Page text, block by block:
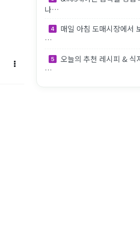
나…
매일 아침 도매시장에서
…
오늘의 추천 레시피 & 식
…